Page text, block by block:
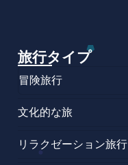
旅行タイプ
冒険旅行
文化的な旅
リラクゼーション旅行